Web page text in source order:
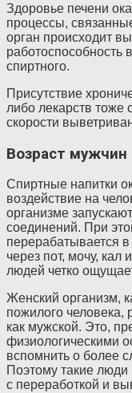
Здоровье печени
процессы,
орган происходит
работоспособность
спиртного.
Присутствие
либо лекарств тоже
скорости
Возраст
Спиртные напитки
воздействие на
организме
соединений. При
перерабатывается
через пот, мочу,
людей четко
Женский организм,
пожилого человека,
как мужской. Это,
физиологическими
вспомнить о более
Поэтому такие люди
с переработкой и